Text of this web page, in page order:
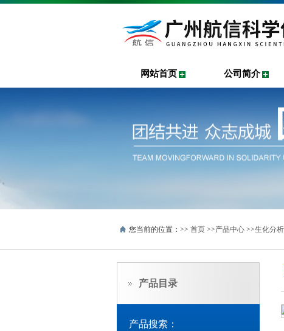
网站首页 公司简介
您当前的位置：>> 首页 >>产品中心 >>生化分析
产品目录
产品搜索：